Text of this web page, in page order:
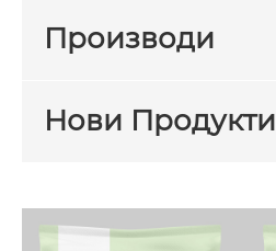
Производи
Нови Продукти